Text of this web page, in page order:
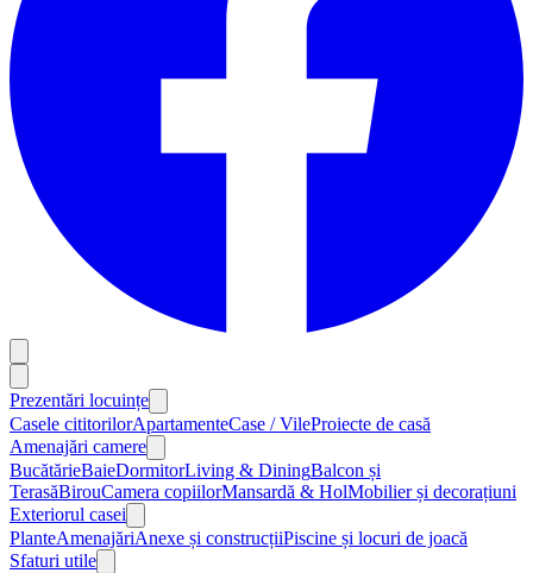
Prezentări locuințe
Casele cititorilorApartamenteCase / VileProiecte de casă
Amenajări camere
BucătărieBaieDormitorLiving & DiningBalcon și
TerasăBirouCamera copiilorMansardă & HolMobilier și decorațiuni
Exteriorul casei
PlanteAmenajăriAnexe și construcțiiPiscine și locuri de joacă
Sfaturi utile